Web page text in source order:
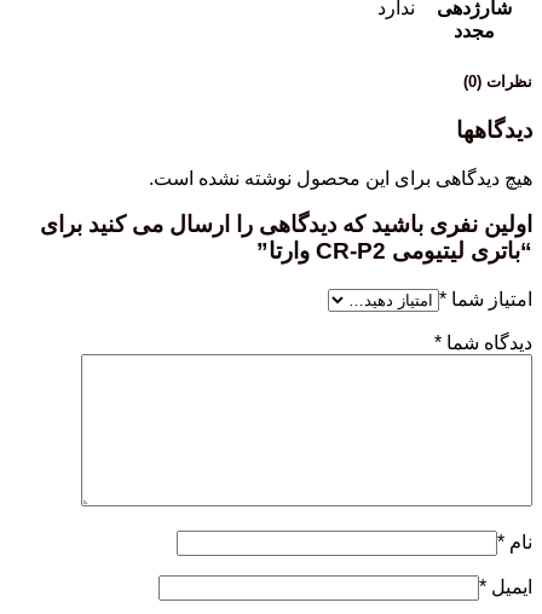
شارژدهی
مجدد
ندارد
نظرات (0)
دیدگاهها
هیچ دیدگاهی برای این محصول نوشته نشده است.
اولین نفری باشید که دیدگاهی را ارسال می کنید برای
“باتری لیتیومی CR-P2 وارتا”
امتیاز شما *
دیدگاه شما *
نام *
ایمیل *